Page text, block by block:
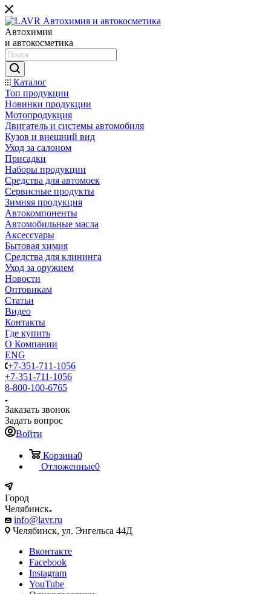
Автохимия
и автокосметика
Каталог
Топ продукции
Новинки продукции
Мотопродукция
Двигатель и системы автомобиля
Кузов и внешний вид
Уход за салоном
Присадки
Наборы продукции
Средства для автомоек
Сервисные продукты
Зимняя продукция
Автокомпоненты
Автомобильные масла
Аксессуары
Бытовая химия
Средства для клининга
Уход за оружием
Новости
Оптовикам
Статьи
Видео
Контакты
Где купить
О Компании
ENG
+7-351-711-1056
+7-351-711-1056
8-800-100-6765
Заказать звонок
Задать вопрос
Войти
Корзина0
Отложенные0
Город
Челябинск
info@lavr.ru
Челябинск, ул. Энгельса 44Д
Вконтакте
Facebook
Instagram
YouTube